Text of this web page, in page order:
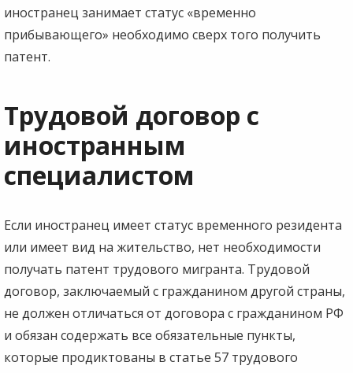
иностранец занимает статус «временно
прибывающего» необходимо сверх того получить
патент.
Трудовой договор с
иностранным
специалистом
Если иностранец имеет статус временного резидента
или имеет вид на жительство, нет необходимости
получать патент трудового мигранта. Трудовой
договор, заключаемый с гражданином другой страны,
не должен отличаться от договора с гражданином РФ
и обязан содержать все обязательные пункты,
которые продиктованы в статье 57 трудового